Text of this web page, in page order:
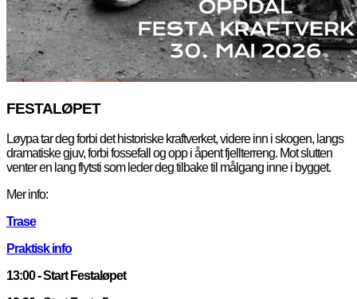
FESTALØPET
Løypa tar deg forbi det historiske kraftverket, videre inn i skogen, langs
dramatiske gjuv, forbi fossefall og opp i åpent fjellterreng. Mot slutten
venter en lang flytsti som leder deg tilbake til målgang inne i bygget.
Mer info:
Trase
Praktisk info
13:00 - Start Festaløpet